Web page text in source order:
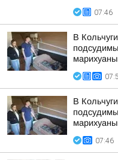
07:46
В
В
07:46